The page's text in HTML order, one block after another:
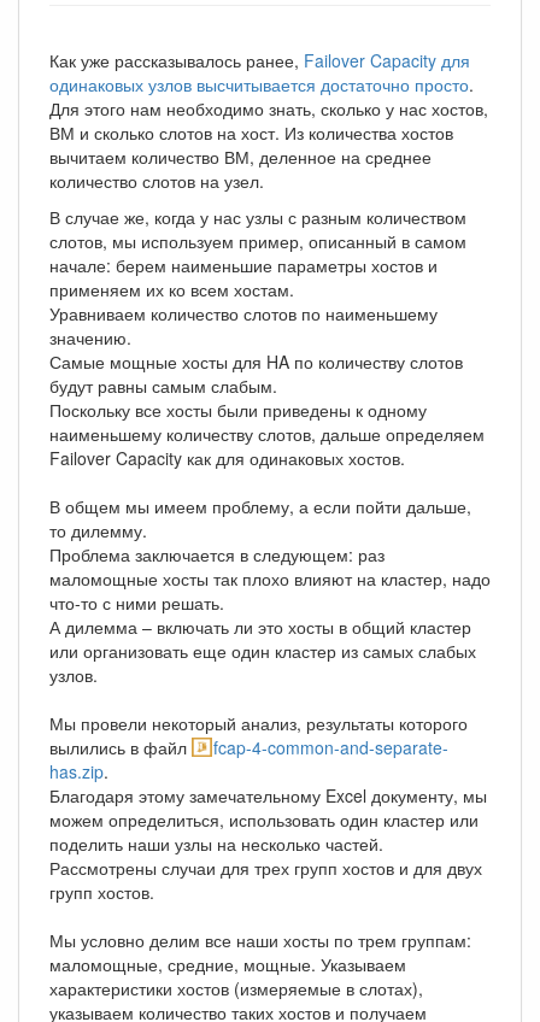
Как уже рассказывалось ранее, Failover Capacity для
одинаковых узлов высчитывается достаточно просто.
Для этого нам необходимо знать, сколько у нас хостов,
ВМ и сколько слотов на хост. Из количества хостов
вычитаем количество ВМ, деленное на среднее
количество слотов на узел.
В случае же, когда у нас узлы с разным количеством
слотов, мы используем пример, описанный в самом
начале: берем наименьшие параметры хостов и
применяем их ко всем хостам.
Уравниваем количество слотов по наименьшему
значению.
Самые мощные хосты для HA по количеству слотов
будут равны самым слабым.
Поскольку все хосты были приведены к одному
наименьшему количеству слотов, дальше определяем
Failover Capacity как для одинаковых хостов.
В общем мы имеем проблему, а если пойти дальше,
то дилемму.
Проблема заключается в следующем: раз
маломощные хосты так плохо влияют на кластер, надо
что-то с ними решать.
А дилемма – включать ли это хосты в общий кластер
или организовать еще один кластер из самых слабых
узлов.
Мы провели некоторый анализ, результаты которого
вылились в файл
fcap-4-common-and-separate-
has.zip.
Благодаря этому замечательному Excel документу, мы
можем определиться, использовать один кластер или
поделить наши узлы на несколько частей.
Рассмотрены случаи для трех групп хостов и для двух
групп хостов.
Мы условно делим все наши хосты по трем группам:
маломощные, средние, мощные. Указываем
характеристики хостов (измеряемые в слотах),
указываем количество таких хостов и получаем